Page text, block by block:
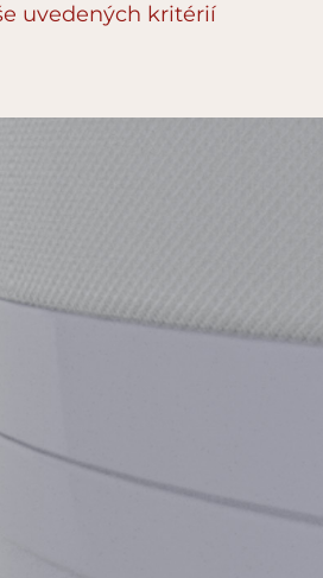
uvedených kritérií